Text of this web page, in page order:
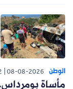
الوطن 08-08-2026
مأساة